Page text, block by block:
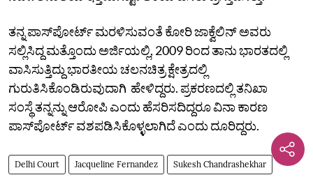
ತನ್ನ ಪಾಸ್‌ಪೋರ್ಟ್ ಮರಳಿಸುವಂತೆ ಕೋರಿ ಜಾಕ್ವೆಲಿನ್‌ ಅವರು
ಸಲ್ಲಿಸಿದ್ದ ಮತ್ತೊಂದು ಅರ್ಜಿಯಲ್ಲಿ, 2009 ರಿಂದ ತಾನು ಭಾರತದಲ್ಲಿ
ವಾಸಿಸುತ್ತಿದ್ದು ಭಾರತೀಯ ಚಲನಚಿತ್ರ ಕ್ಷೇತ್ರದಲ್ಲಿ
ಗುರುತಿಸಿಕೊಂಡಿರುವುದಾಗಿ ಹೇಳಿದ್ದರು. ಪ್ರಕರಣದಲ್ಲಿ ತನಿಖಾ
ಸಂಸ್ಥೆ ತನ್ನನ್ನು ಆರೋಪಿ ಎಂದು ಹೆಸರಿಸದಿದ್ದರೂ ವಿನಾ ಕಾರಣ
ಪಾಸ್‌ಪೋರ್ಟ್ ವಶಪಡಿಸಿಕೊಳ್ಳಲಾಗಿದೆ ಎಂದು ದೂರಿದ್ದರು.
Delhi Court Jacqueline Fernandez Sukesh Chandrashekhar